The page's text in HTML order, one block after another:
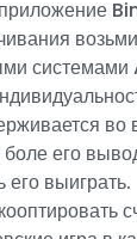
во
его
его выиграть.